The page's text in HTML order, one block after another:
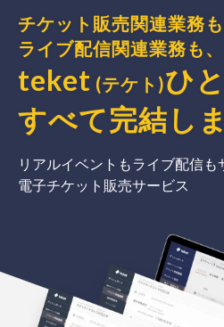
チケット販売関連業務も
ライブ配信関連業務も、
teket (テケト)ひ
すべて完結 し
リアルイベントもライブ配信も
電子チケット販売サービス